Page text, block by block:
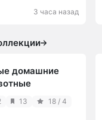
для галочки и
3 часа назад
домашние
13 18 / 4